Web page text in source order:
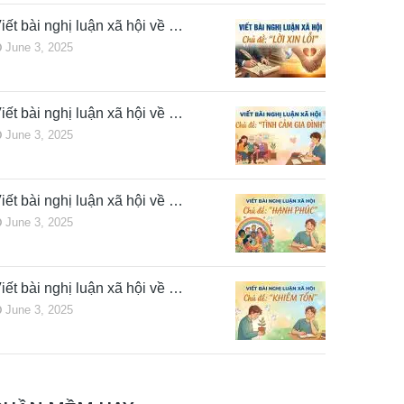
bài nghị luận xã hội về …
June 3, 2025
bài nghị luận xã hội về …
June 3, 2025
bài nghị luận xã hội về …
June 3, 2025
bài nghị luận xã hội về …
June 3, 2025